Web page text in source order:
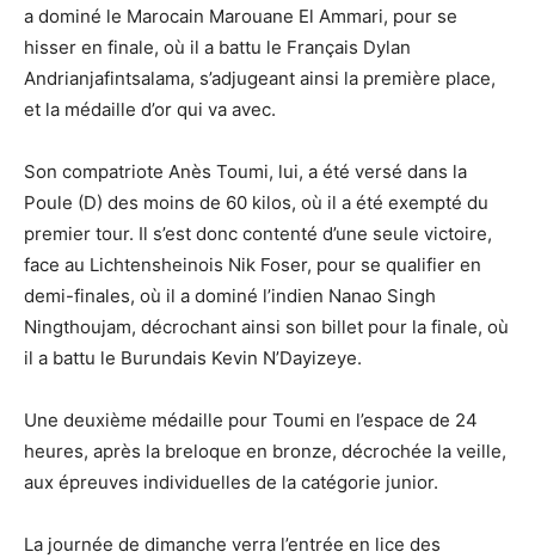
a dominé le Marocain Marouane El Ammari, pour se
hisser en finale, où il a battu le Français Dylan
Andrianjafintsalama, s’adjugeant ainsi la première place,
et la médaille d’or qui va avec.
Son compatriote Anès Toumi, lui, a été versé dans la
Poule (D) des moins de 60 kilos, où il a été exempté du
premier tour. Il s’est donc contenté d’une seule victoire,
face au Lichtensheinois Nik Foser, pour se qualifier en
demi-finales, où il a dominé l’indien Nanao Singh
Ningthoujam, décrochant ainsi son billet pour la finale, où
il a battu le Burundais Kevin N’Dayizeye.
Une deuxième médaille pour Toumi en l’espace de 24
heures, après la breloque en bronze, décrochée la veille,
aux épreuves individuelles de la catégorie junior.
La journée de dimanche verra l’entrée en lice des